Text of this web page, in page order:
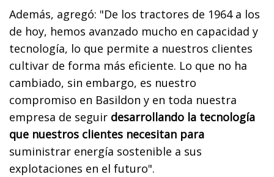
Además, agregó: "De los tractores de 1964 a los
de hoy, hemos avanzado mucho en capacidad y
tecnología, lo que permite a nuestros clientes
cultivar de forma más eficiente. Lo que no ha
cambiado, sin embargo, es nuestro
compromiso en Basildon y en toda nuestra
empresa de seguir desarrollando la tecnología
que nuestros clientes necesitan para
suministrar energía sostenible a sus
explotaciones en el futuro".